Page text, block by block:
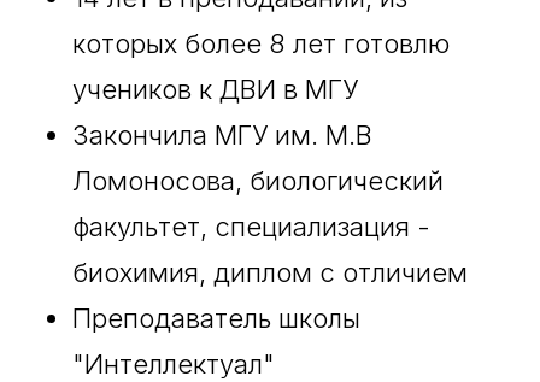
которых более 8 лет готовлю
учеников к ДВИ в МГУ
Закончила МГУ им. М.В
Ломоносова, биологический
факультет, специализация -
биохимия, диплом с отличием
Преподаватель школы
"Интеллектуал"